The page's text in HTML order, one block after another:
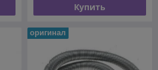
Купить
оригинал